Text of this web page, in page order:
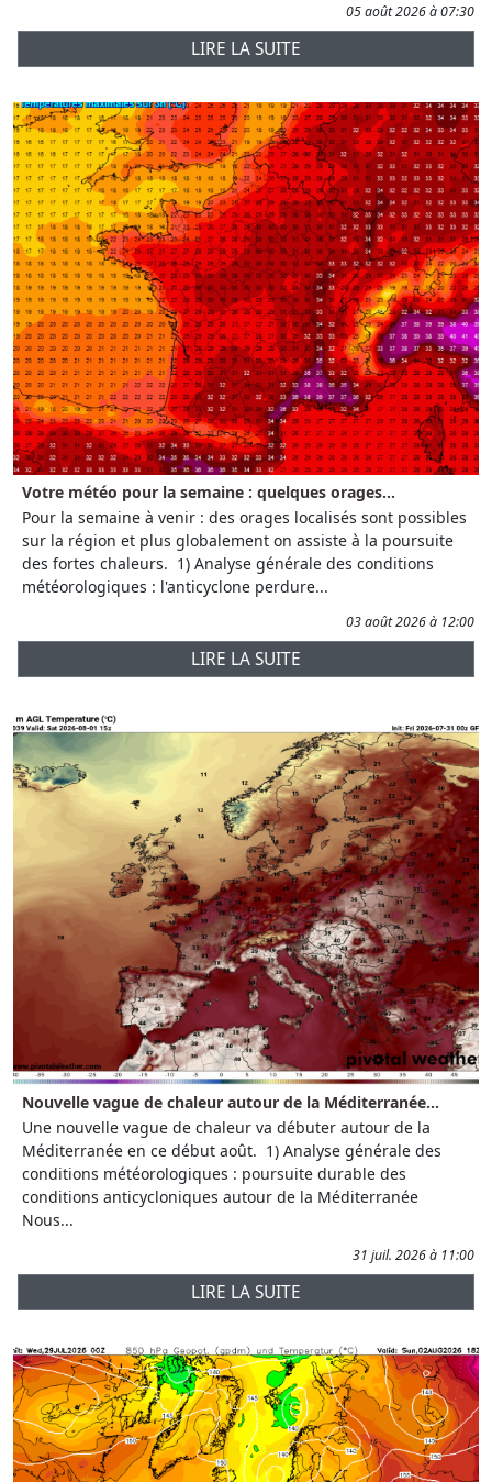
05 août 2026 à 07:30
LIRE LA SUITE
Votre météo pour la semaine : quelques orages...
Pour la semaine à venir : des orages localisés sont possibles
sur la région et plus globalement on assiste à la poursuite
des fortes chaleurs. 1) Analyse générale des conditions
météorologiques : l'anticyclone perdure...
03 août 2026 à 12:00
LIRE LA SUITE
Nouvelle vague de chaleur autour de la Méditerranée...
Une nouvelle vague de chaleur va débuter autour de la
Méditerranée en ce début août. 1) Analyse générale des
conditions météorologiques : poursuite durable des
conditions anticycloniques autour de la Méditerranée
Nous...
31 juil. 2026 à 11:00
LIRE LA SUITE